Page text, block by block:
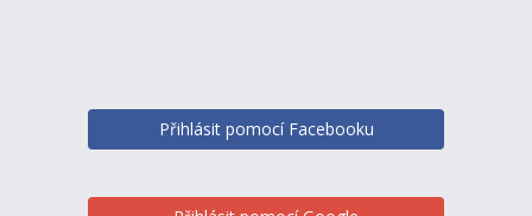
Přihlásit pomocí Facebooku